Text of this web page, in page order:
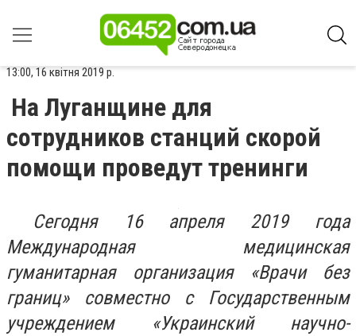
13:00, 16 квітня 2019 р.
На Луганщине для
сотрудников станций скорой
помощи проведут тренинги
Сегодня 16 апреля 2019 года
Международная медицинская
гуманитарная организация «Врачи без
границ» совместно с Государственным
учреждением «Украинский научно-